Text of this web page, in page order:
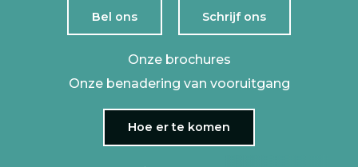
Bel ons Schrijf ons
Onze brochures
Onze benadering van vooruitgang
Hoe er te komen